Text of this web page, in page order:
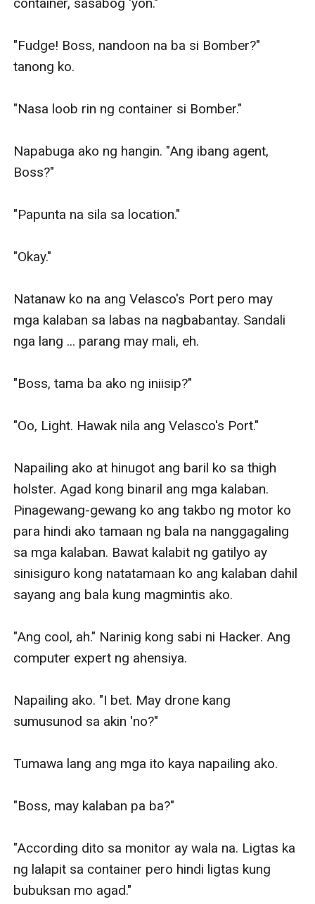
container, sasabog 'yon."
"Fudge! Boss, nandoon na ba si Bomber?"
tanong ko.
"Nasa loob rin ng container si Bomber."
Napabuga ako ng hangin. "Ang ibang agent,
Boss?"
"Papunta na sila sa location."
"Okay."
Natanaw ko na ang Velasco's Port pero may
mga kalaban sa labas na nagbabantay. Sandali
nga lang ... parang may mali, eh.
"Boss, tama ba ako ng iniisip?"
"Oo, Light. Hawak nila ang Velasco's Port."
Napailing ako at hinugot ang baril ko sa thigh
holster. Agad kong binaril ang mga kalaban.
Pinagewang-gewang ko ang takbo ng motor ko
para hindi ako tamaan ng bala na nanggagaling
sa mga kalaban. Bawat kalabit ng gatilyo ay
sinisiguro kong natatamaan ko ang kalaban dahil
sayang ang bala kung magmintis ako.
"Ang cool, ah." Narinig kong sabi ni Hacker. Ang
computer expert ng ahensiya.
Napailing ako. "I bet. May drone kang
sumusunod sa akin 'no?"
Tumawa lang ang mga ito kaya napailing ako.
"Boss, may kalaban pa ba?"
"According dito sa monitor ay wala na. Ligtas ka
ng lalapit sa container pero hindi ligtas kung
bubuksan mo agad."